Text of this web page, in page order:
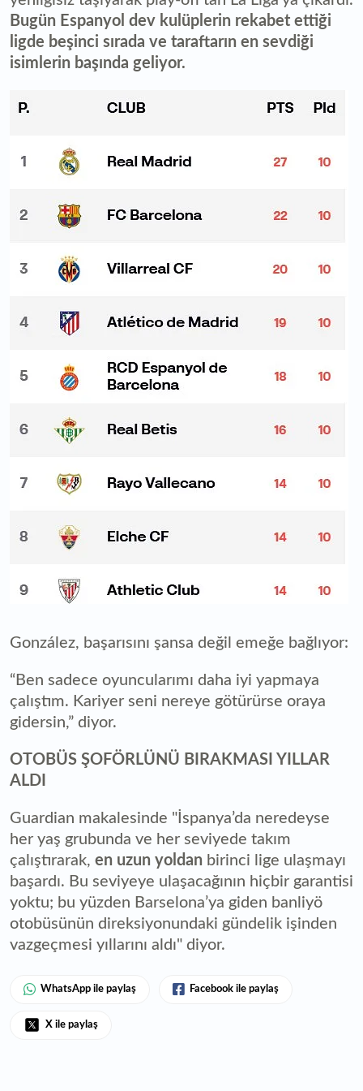
Bugün Espanyol dev kulüplerin rekabet ettiği
ligde beşinci sırada ve taraftarın en sevdiği
isimlerin başında geliyor.
González, başarısını şansa değil emeğe bağlıyor:
“Ben sadece oyuncularımı daha iyi yapmaya
çalıştım. Kariyer seni nereye götürürse oraya
gidersin,” diyor.
OTOBÜS ŞOFÖRLÜNÜ BIRAKMASI YILLAR
ALDI
Guardian makalesinde "İspanya’da neredeyse
her yaş grubunda ve her seviyede takım
çalıştırarak, en uzun yoldan birinci lige ulaşmayı
başardı. Bu seviyeye ulaşacağının hiçbir garantisi
yoktu; bu yüzden Barselona’ya giden banliyö
otobüsünün direksiyonundaki gündelik işinden
vazgeçmesi yıllarını aldı" diyor.
WhatsApp ile paylaş Facebook ile paylaş
X ile paylaş